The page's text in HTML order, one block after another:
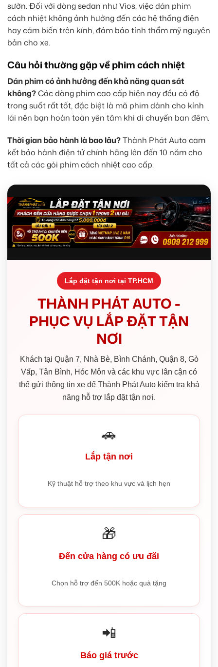
sườn. Đối với dòng sedan như Vios, việc dán phim
cách nhiệt không ảnh hưởng đến các hệ thống điện
hay cảm biến trên kính, đảm bảo tính thẩm mỹ nguyên
bản cho xe.
Câu hỏi thường gặp về phim cách nhiệt
Dán phim có ảnh hưởng đến khả năng quan sát
không?Các dòng phim cao cấp hiện nay đều có độ
trong suốt rất tốt, đặc biệt là mã phim dành cho kính
lái nên bạn hoàn toàn yên tâm khi di chuyển ban đêm.
Thời gian bảo hành là bao lâu?Thành Phát Auto cam
kết bảo hành điện tử chính hãng lên đến 10 năm cho
tất cả các gói phim cách nhiệt cao cấp.
Lắp đặt tận nơi tại TP.HCM
THÀNH PHÁT AUTO -
PHỤC VỤ LẮP ĐẶT TẬN
NƠI
Khách tại Quận 7, Nhà Bè, Bình Chánh, Quận 8, Gò
Vấp, Tân Bình, Hóc Môn và các khu vực lân cận có
thể gửi thông tin xe để Thành Phát Auto kiểm tra khả
năng hỗ trợ lắp đặt tận nơi.
🚗
Lắp tận nơi
Kỹ thuật hỗ trợ theo khu vực và lịch hẹn
🎁
Đến cửa hàng có ưu đãi
Chọn hỗ trợ đến 500K hoặc quà tặng
📲
Báo giá trước